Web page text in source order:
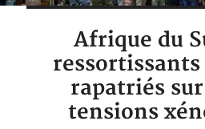
Afrique du
rapatriés
tensions